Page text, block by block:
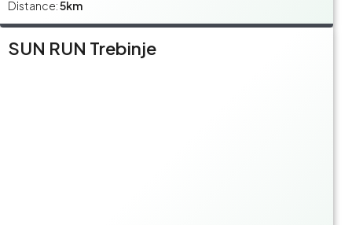
Distance:5km
SUN RUN Trebinje